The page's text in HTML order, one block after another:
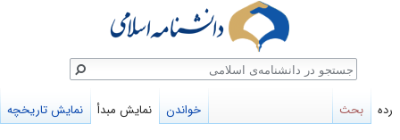
رده بحث خواندن نمایش مبدأ نمایش تاریخچه
جستجو